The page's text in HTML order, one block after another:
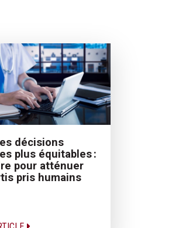
décisions
plus équitables :
pour atténuer
pris humains